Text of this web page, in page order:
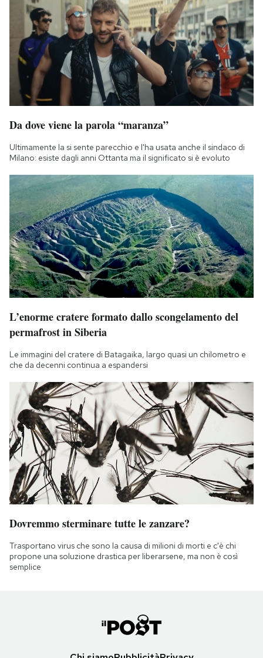
Da dove viene la parola “maranza”
Ultimamente la si sente parecchio e l'ha usata anche il sindaco di
Milano: esiste dagli anni Ottanta ma il significato si è evoluto
L’enorme cratere formato dallo scongelamento del
permafrost in Siberia
Le immagini del cratere di Batagaika, largo quasi un chilometro e
che da decenni continua a espandersi
Dovremmo sterminare tutte le zanzare?
Trasportano virus che sono la causa di milioni di morti e c'è chi
propone una soluzione drastica per liberarsene, ma non è così
semplice